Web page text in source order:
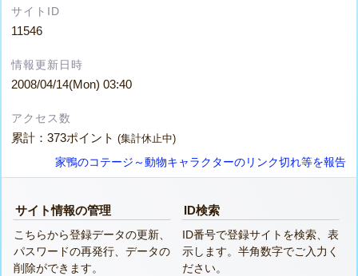
サイトID
11546
情報更新日時
2008/04/14(Mon) 03:40
アクセス数
累計：373ポイント(集計休止中)
家鴨のコテージ～動物キャラクターのリンク切れ等を報告
サイト情報の管理
こちらから登録データの更新、
パスワードの再発行、データの
削除ができます。
ID検索
ID番号で登録サイトを検索、表
示します。半角数字でご入力く
ださい。